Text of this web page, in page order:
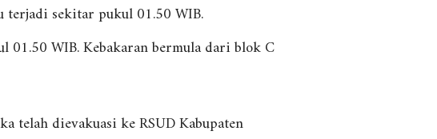
sekitar pukul 01.50 WIB.
01.50 WIB. Kebakaran bermula dari blok C
telah dievakuasi ke RSUD Kabupaten